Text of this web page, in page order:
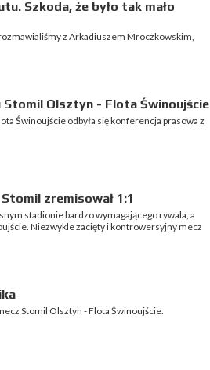
Szkoda, że było tak mało
z Arkadiuszem Mroczkowskim,
Olsztyn - Flota Świnoujście
Świnoujście odbyła się konferencja prasowa z
zremisował 1:1
stadionie bardzo wymagającego rywala, a
Niezwykle zacięty i kontrowersyjny mecz
Stomil Olsztyn - Flota Świnoujście.